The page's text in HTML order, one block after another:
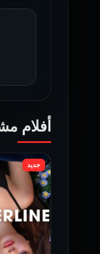
أفلام
جديد